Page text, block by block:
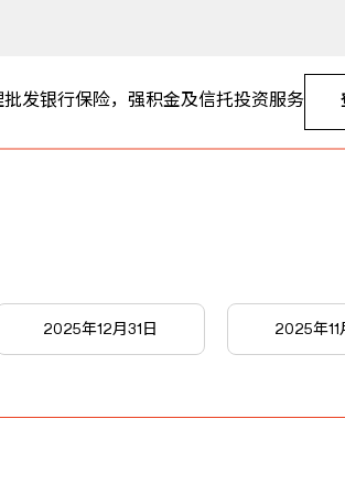
批发银行保险，强积金及信托投资服务
2025年12月31日 2025年11